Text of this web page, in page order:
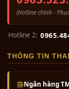
(Hotline chính -
Hotline 2:
THÔNG TIN
Ngân hàng